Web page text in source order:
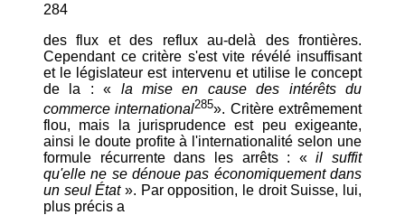
284
des flux et des reflux au-delà des frontières.
Cependant ce critère s'est vite révélé insuffisant
et le législateur est intervenu et utilise le concept
de la : « la mise en cause des intérêts du
commerce international285». Critère extrêmement
flou, mais la jurisprudence est peu exigeante,
ainsi le doute profite à l'internationalité selon une
formule récurrente dans les arrêts : «il suffit
qu'elle ne se dénoue pas économiquement dans
un seul État ». Par opposition, le droit Suisse, lui,
plus précis a